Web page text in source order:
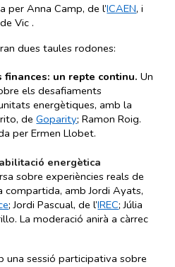
per Anna Camp, de l’ICAEN, i
Vic .
dues taules rodones:
un repte continu. Un
els desafiaments
energètiques, amb la
de Goparity; Ramon Roig.
per Ermen Llobet.
energètica
sobre experiències reals de
compartida, amb Jordi Ayats,
; Jordi Pascual, de l’IREC; Júlia
La moderació anirà a càrrec
una sessió participativa sobre